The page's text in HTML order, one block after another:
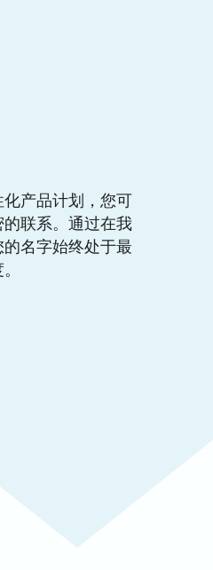
产品计划，您可
联系。通过在我
名字始终处于最